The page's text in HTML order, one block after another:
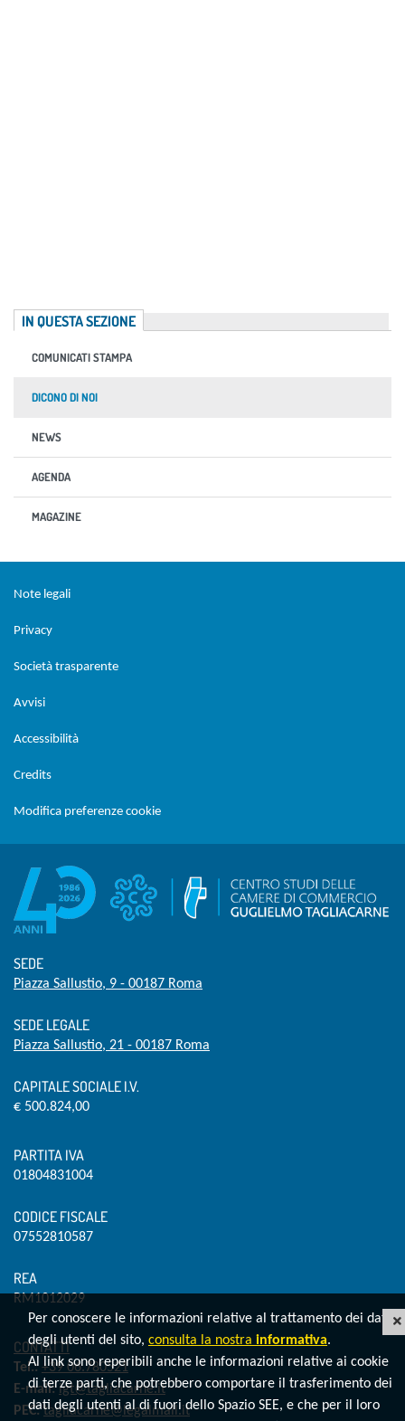
IN QUESTA SEZIONE
COMUNICATI STAMPA
DICONO DI NOI
NEWS
AGENDA
MAGAZINE
Note legali
Privacy
Società trasparente
Avvisi
Accessibilità
Credits
Modifica preferenze cookie
SEDE
Piazza Sallustio, 9 - 00187 Roma
SEDE LEGALE
Piazza Sallustio, 21 - 00187 Roma
CAPITALE SOCIALE I.V.
€ 500.824,00
PARTITA IVA
01804831004
CODICE FISCALE
07552810587
REA
RM1012029
CONTATTI
Tel.: +39 06.780521
E-mail: igt@tagliacarne.it
PEC: tagliacarne@legalmail.it
Per conoscere le informazioni relative al trattamento dei dati
degli utenti del sito, consulta la nostra informativa.
Al link sono reperibili anche le informazioni relative ai cookie
di terze parti, che potrebbero comportare il trasferimento dei
dati degli utenti al di fuori dello Spazio SEE, e che per il loro